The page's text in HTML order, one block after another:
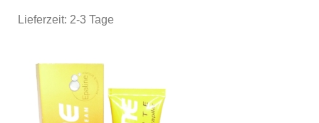
Lieferzeit: 2-3 Tage